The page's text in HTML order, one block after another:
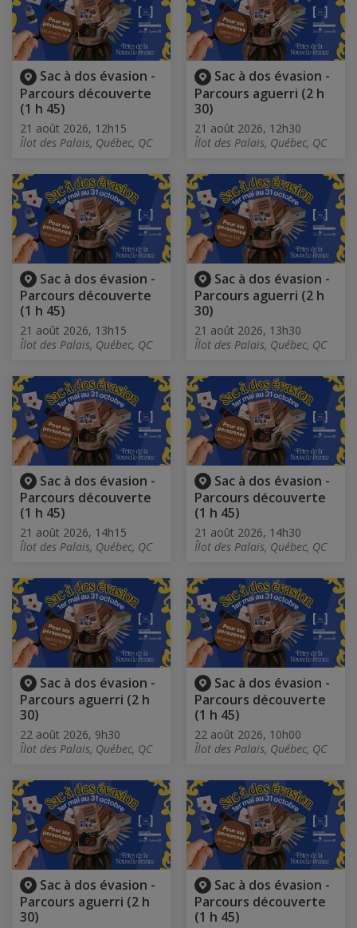
Sac à dos évasion -
Parcours découverte
(1 h 45)
21 août 2026, 12h15
Îlot des Palais, Québec, QC
Sac à dos évasion -
Parcours aguerri (2 h
30)
21 août 2026, 12h30
Îlot des Palais, Québec, QC
Sac à dos évasion -
Parcours découverte
(1 h 45)
21 août 2026, 13h15
Îlot des Palais, Québec, QC
Sac à dos évasion -
Parcours aguerri (2 h
30)
21 août 2026, 13h30
Îlot des Palais, Québec, QC
Sac à dos évasion -
Parcours découverte
(1 h 45)
21 août 2026, 14h15
Îlot des Palais, Québec, QC
Sac à dos évasion -
Parcours découverte
(1 h 45)
21 août 2026, 14h30
Îlot des Palais, Québec, QC
Sac à dos évasion -
Parcours aguerri (2 h
30)
22 août 2026, 9h30
Îlot des Palais, Québec, QC
Sac à dos évasion -
Parcours découverte
(1 h 45)
22 août 2026, 10h00
Îlot des Palais, Québec, QC
Sac à dos évasion -
Parcours aguerri (2 h
30)
Sac à dos évasion -
Parcours découverte
(1 h 45)